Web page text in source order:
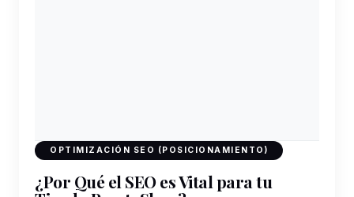
OPTIMIZACIÓN SEO (POSICIONAMIENTO)
¿Por Qué el SEO es Vital para tu